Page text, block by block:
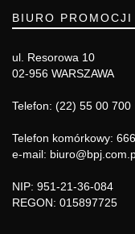
BIURO
ul. Resorowa 10
02-956 WARSZAWA
Telefon: (22) 55 00 700
Telefon komórkowy:
e-mail:
NIP: 951-21-36-084
REGON: 015897725